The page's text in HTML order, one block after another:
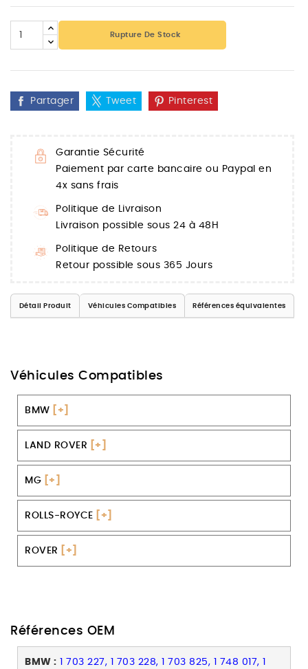
Rupture De Stock
Partager Tweet Pinterest
Garantie Sécurité
Paiement par carte bancaire ou Paypal en
4x sans frais
Politique de Livraison
Livraison possible sous 24 à 48H
Politique de Retours
Retour possible sous 365 Jours
Détail Produit Véhicules Compatibles Références équivalentes
Véhicules Compatibles
BMW [+]
LAND ROVER [+]
MG [+]
ROLLS-ROYCE [+]
ROVER [+]
Références OEM
BMW :
1 703 227, 1 703 228, 1 703 825, 1 748 017, 1